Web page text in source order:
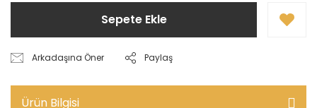
Sepete Ekle
Arkadaşına Öner Paylaş
Ürün Bilgisi